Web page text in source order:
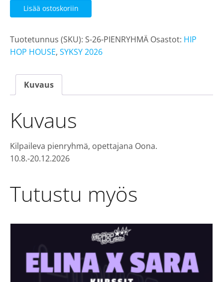
Hop
Juniors
Pienryhmä
2026
määrä
Lisää ostoskoriin
Tuotetunnus (SKU): S-26-PIENRYHMÄ Osastot: HIP
HOP HOUSE, SYKSY 2026
Kuvaus
Kuvaus
Kilpaileva pienryhmä, opettajana Oona.
10.8.-20.12.2026
Tutustu myös